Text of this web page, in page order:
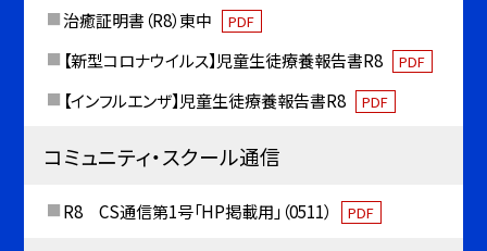
治癒証明書（R8）東中 PDF
【新型コロナウイルス】児童生徒療養報告書R8 PDF
【インフルエンザ】児童生徒療養報告書R8 PDF
コミュニティ・スクール通信
R8 CS通信第1号「HP掲載用」（0511） PDF